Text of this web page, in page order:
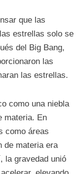
que las
estrellas solo se
del Big Bang,
las
las estrellas.
como una niebla
materia. En
como áreas
de materia era
la gravedad unió